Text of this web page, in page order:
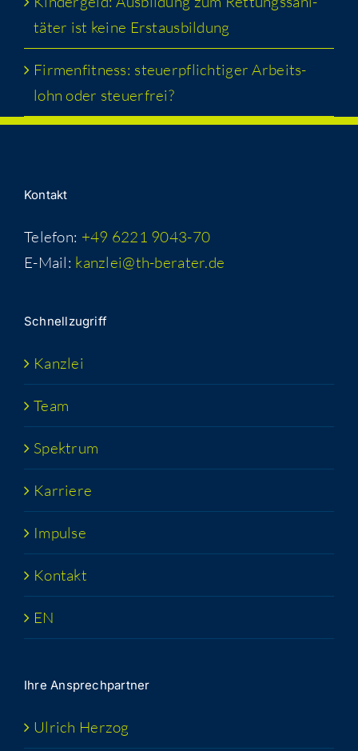
tä­ter ist kei­ne Erstausbildung
Fir­men­fit­ness: steu­er­pflich­ti­ger Arbeits­
lohn oder steuerfrei?
Kon­takt
Telefon: +49 6221 9043-70
E-Mail: kanzlei@th-berater.de
Schnell­zu­griff
Kanz­lei
Team
Spek­trum
Kar­rie­re
Impul­se
Kon­takt
EN
Ihre Ansprech­part­ner
Ulrich Her­zog